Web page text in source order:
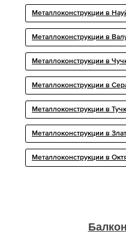
Металлоконструкции в
Металлоконструкции в
Металлоконструкции в
Металлоконструкции в
Металлоконструкции в
Металлоконструкции в
Металлоконструкции в